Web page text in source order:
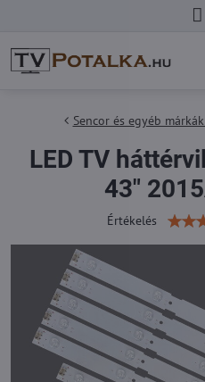
Sencor és egyéb
LED TV
43"
Értékelés